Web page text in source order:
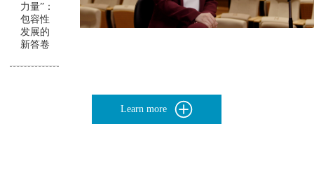
力量”：
包容性
发展的
新答卷
Learn more